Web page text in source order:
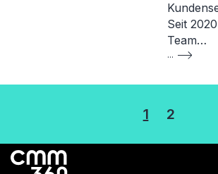
Seit
Team…
...
Seitennummerierung
der
Beiträge
1 2